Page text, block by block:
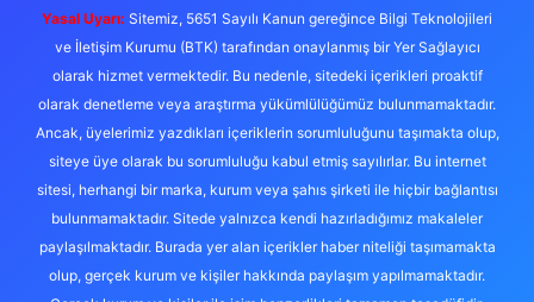
Yasal Uyarı: Sitemiz, 5651 Sayılı Kanun gereğince Bilgi Teknolojileri
ve İletişim Kurumu (BTK) tarafından onaylanmış bir Yer Sağlayıcı
olarak hizmet vermektedir. Bu nedenle, sitedeki içerikleri proaktif
olarak denetleme veya araştırma yükümlülüğümüz bulunmamaktadır.
Ancak, üyelerimiz yazdıkları içeriklerin sorumluluğunu taşımakta olup,
siteye üye olarak bu sorumluluğu kabul etmiş sayılırlar. Bu internet
sitesi, herhangi bir marka, kurum veya şahıs şirketi ile hiçbir bağlantısı
bulunmamaktadır. Sitede yalnızca kendi hazırladığımız makaleler
paylaşılmaktadır. Burada yer alan içerikler haber niteliği taşımamakta
olup, gerçek kurum ve kişiler hakkında paylaşım yapılmamaktadır.